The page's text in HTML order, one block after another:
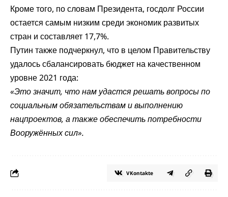
Кроме того, по словам Президента, госдолг России
остается самым низким среди экономик развитых
стран и составляет 17,7%.
Путин также подчеркнул, что в целом Правительству
удалось сбалансировать бюджет на качественном
уровне 2021 года:
«Это значит, что нам удастся решать вопросы по
социальным обязательствам и выполнению
нацпроектов, а также обеспечить потребности
Вооружённых сил».
VKontakte